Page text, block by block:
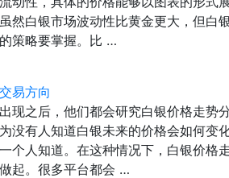
然白银市场波动性比黄金更大，但白
策略要掌握。比 …
易方向
现之后，他们都会研究白银价格走势
没有人知道白银未来的价格会如何变
个人知道。在这种情况下，白银价
起。很多平台都会 …